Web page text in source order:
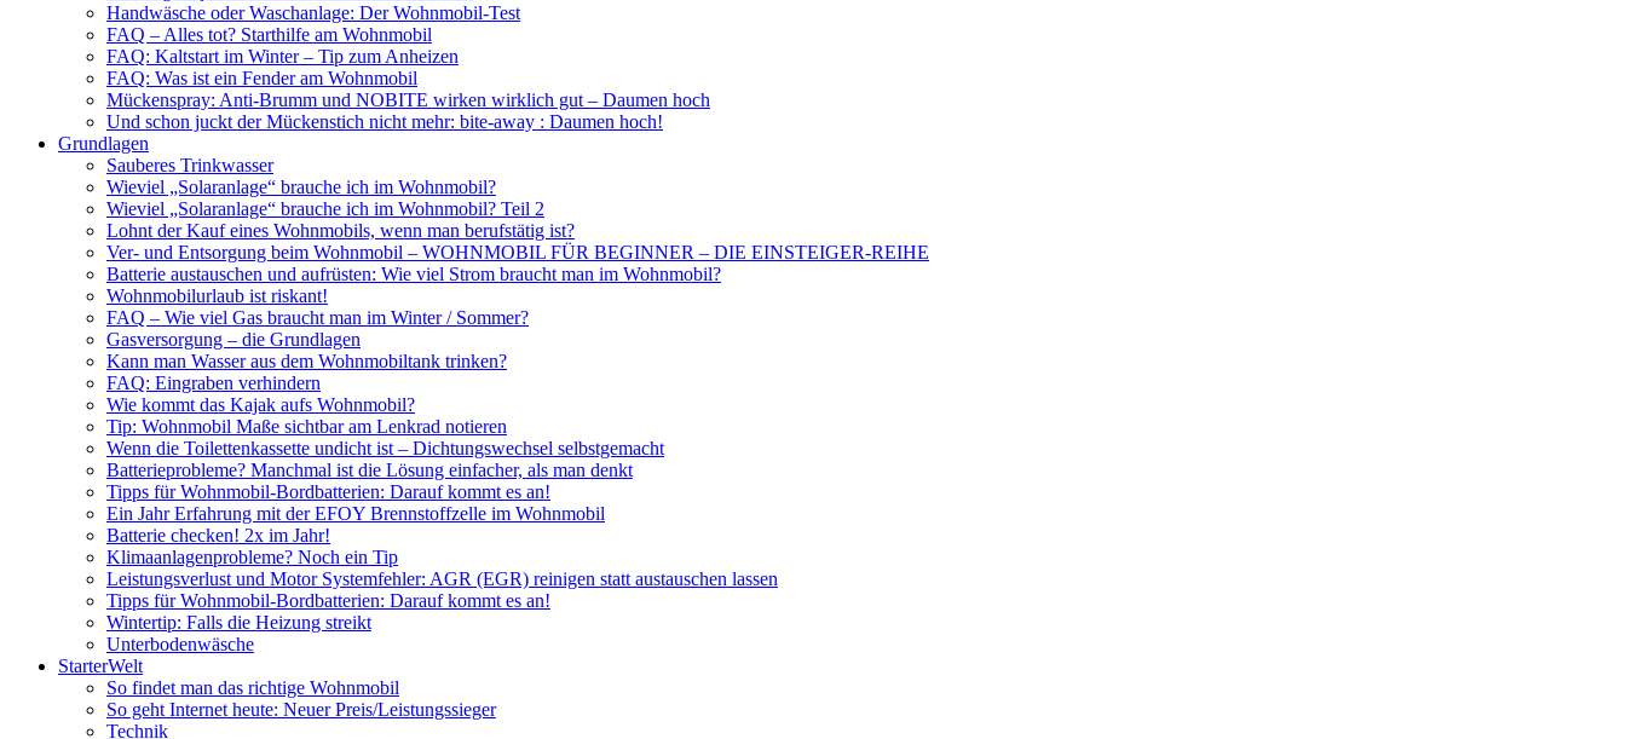
Handwäsche oder Waschanlage: Der Wohnmobil-Test
FAQ – Alles tot? Starthilfe am Wohnmobil
FAQ: Kaltstart im Winter – Tip zum Anheizen
FAQ: Was ist ein Fender am Wohnmobil
Mückenspray: Anti-Brumm und NOBITE wirken wirklich gut – Daumen hoch
Und schon juckt der Mückenstich nicht mehr: bite-away : Daumen hoch!
Grundlagen
Sauberes Trinkwasser
Wieviel „Solaranlage“ brauche ich im Wohnmobil?
Wieviel „Solaranlage“ brauche ich im Wohnmobil? Teil 2
Lohnt der Kauf eines Wohnmobils, wenn man berufstätig ist?
Ver- und Entsorgung beim Wohnmobil – WOHNMOBIL FÜR BEGINNER – DIE EINSTEIGER-REIHE
Batterie austauschen und aufrüsten: Wie viel Strom braucht man im Wohnmobil?
Wohnmobilurlaub ist riskant!
FAQ – Wie viel Gas braucht man im Winter / Sommer?
Gasversorgung – die Grundlagen
Kann man Wasser aus dem Wohnmobiltank trinken?
FAQ: Eingraben verhindern
Wie kommt das Kajak aufs Wohnmobil?
Tip: Wohnmobil Maße sichtbar am Lenkrad notieren
Wenn die Toilettenkassette undicht ist – Dichtungswechsel selbstgemacht
Batterieprobleme? Manchmal ist die Lösung einfacher, als man denkt
Tipps für Wohnmobil-Bordbatterien: Darauf kommt es an!
Ein Jahr Erfahrung mit der EFOY Brennstoffzelle im Wohnmobil
Batterie checken! 2x im Jahr!
Klimaanlagenprobleme? Noch ein Tip
Leistungsverlust und Motor Systemfehler: AGR (EGR) reinigen statt austauschen lassen
Tipps für Wohnmobil-Bordbatterien: Darauf kommt es an!
Wintertip: Falls die Heizung streikt
Unterbodenwäsche
StarterWelt
So findet man das richtige Wohnmobil
So geht Internet heute: Neuer Preis/Leistungssieger
Technik